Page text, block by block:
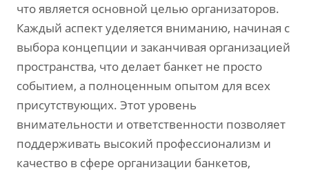
что является основной целью организаторов.
Каждый аспект уделяется вниманию, начиная с
выбора концепции и заканчивая организацией
пространства, что делает банкет не просто
событием, а полноценным опытом для всех
присутствующих. Этот уровень
внимательности и ответственности позволяет
поддерживать высокий профессионализм и
качество в сфере организации банкетов,